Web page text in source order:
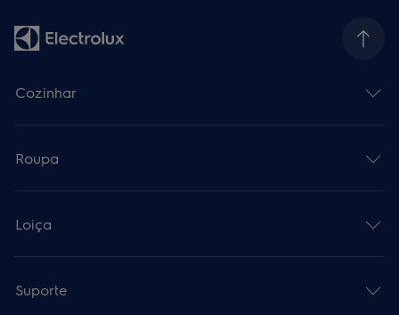
Cozinhar
Roupa
Loiça
Suporte